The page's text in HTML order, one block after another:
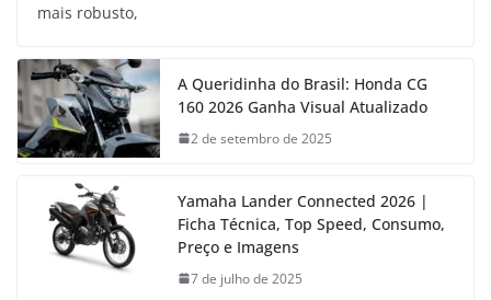
mais robusto,
A Queridinha do Brasil: Honda CG
160 2026 Ganha Visual Atualizado
2 de setembro de 2025
Yamaha Lander Connected 2026 |
Ficha Técnica, Top Speed, Consumo,
Preço e Imagens
7 de julho de 2025